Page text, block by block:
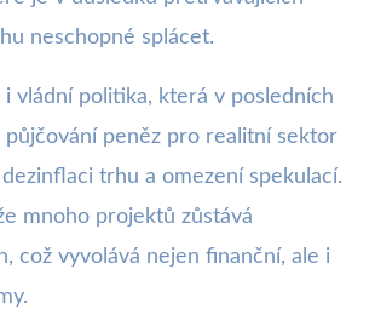
neschopné splácet.
i vládní politika, která v posledních
půjčování peněz pro realitní sektor
trhu a omezení spekulací.
mnoho projektů zůstává
což vyvolává nejen finanční, ale i